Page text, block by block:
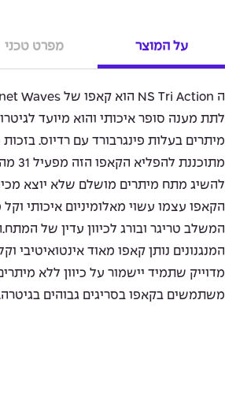
על המוצר מפרט טכני
מיתרים בעלות פינגרבורד עם רדיוס. בזכות
להשיג מתח מיתרים מושלם שלא יוצא
הקאפו עצמו עשוי מאלומיניום איכותי
המשלב טריגר ובורג לכיוון עדין של
המנגנונים נותן קאפו מאוד אינטואיטיבי
מדוייק שתמיד יישמור על כיוון ללא
משתמשים בקאפו בסריגים גבוהים